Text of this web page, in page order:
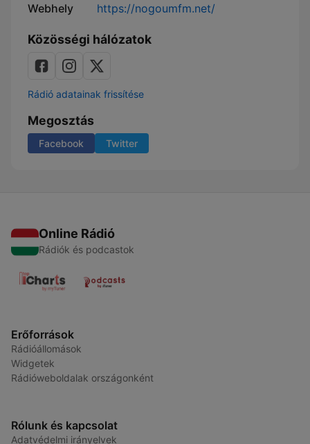
Webhely https://nogoumfm.net/
Közösségi hálózatok
Rádió adatainak frissítése
Megosztás
Facebook Twitter
Online Rádió
Rádiók és podcastok
Erőforrások
Rádióállomások
Widgetek
Rádióweboldalak országonként
Rólunk és kapcsolat
Adatvédelmi irányelvek